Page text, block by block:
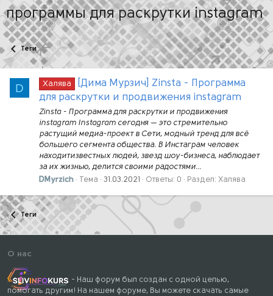
программы для раскрутки instagram
Теги
D Халява
[Дима Мурзич] Zinsta - Программа
для раскрутки и продвижения instagram
Zinsta - Программа для раскрутки и продвижения
instagram Instagram сегодня — это стремительно
растущий медиа-проект в Сети, модный тренд для всё
большего сегмента общества. В Инстаграм человек
находитизвестных людей, звезд шоу-бизнеса, наблюдает
за их жизнью, делится своими радостями...
DMyrzich
Тема 31.03.2021 Ответы: 0 Раздел: Халява
Теги
О нас
- Наш форум был создан с одной целью,
помогать другим! На нашем форуме, Вы можете скачать самые